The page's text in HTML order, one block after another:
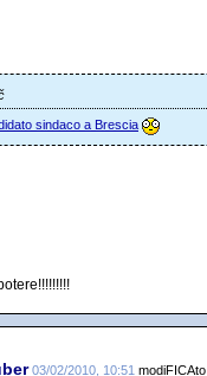
sindaco a Brescia
03/02/2010, 10:51 modiFICAto